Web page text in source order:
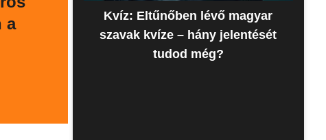
a
Kvíz: Eltűnőben lévő magyar
szavak kvíze – hány jelentését
tudod még?